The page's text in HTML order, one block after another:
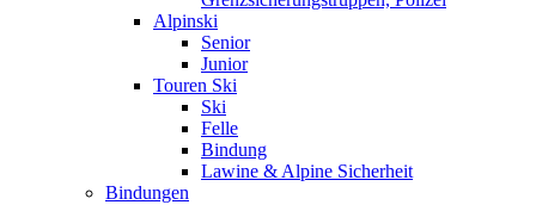
Alpinski
Senior
Junior
Touren Ski
Ski
Felle
Bindung
Lawine & Alpine Sicherheit
Bindungen